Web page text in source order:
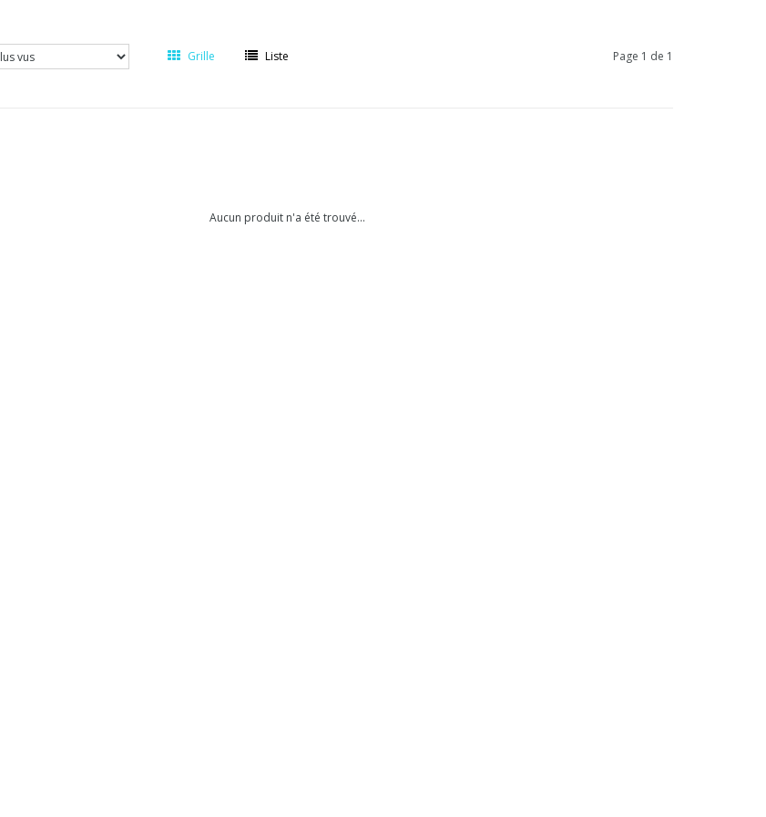
Grille Liste Page 1 de 1
Aucun produit n'a été trouvé...